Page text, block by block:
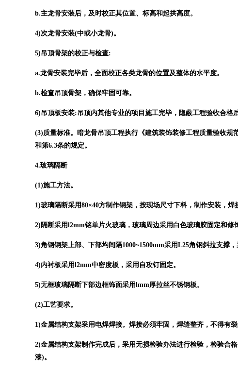
b.主龙骨安装后，及时校正其位置、标高和起拱高度。
4)次龙骨安装(中或小龙骨)。
5)吊顶骨架的校正与检查:
a.龙骨安装完毕后，全面校正各类龙骨的位置及整体的水平度。
b.检查吊顶骨架，确保牢固可靠。
6)吊顶板安装:吊顶内其他专业的项目施工完毕，隐蔽工程验收合格
(3)质量标准。暗龙骨吊顶工程执行《建筑装饰装修工程质量验收规
和第6.3条的规定。
4.玻璃隔断
(1)施工方法。
1)玻璃隔断采用80×40方制作钢架，按现场尺寸下料，制作安装，
2)隔断采用l2mm铭单片火玻璃，玻璃周边采用白色玻璃胶固定和修
3)角钢钢架上部、下部均间隔1000~1500mm采用L25角钢斜拉支撑，
4)内衬板采用l2mm中密度板，采用自攻钉固定。
5)无框玻璃隔断下部边框饰面采用lmm厚拉丝不锈钢板。
(2)工艺要求。
1)金属结构支架采用电焊焊接。焊接必须牢固，焊缝整齐，不得有
2)金属结构支架制作完成后，采用无损检验办法进行检验，检验合
漆)。